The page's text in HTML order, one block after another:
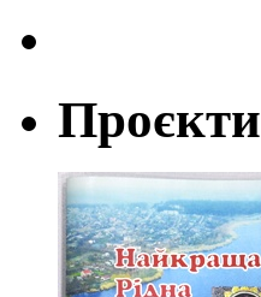
Проєкти